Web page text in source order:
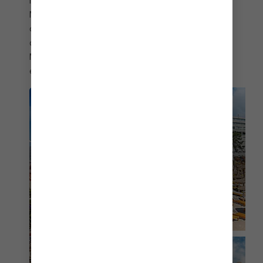
Mediterráneo te ofrece muchas opciones, pero
comienza explorando Málaga en la Costa del Sol
de España o el emocionante Monte Carlo, en
Mónaco. No importa qué te guste hacer,
encontrarás tu crucero a Europa favorito.